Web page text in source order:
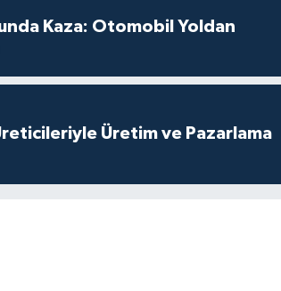
Kaza: Otomobil Yoldan
Üretim ve Pazarlama